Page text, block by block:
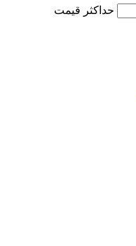
حداكثر قيمت